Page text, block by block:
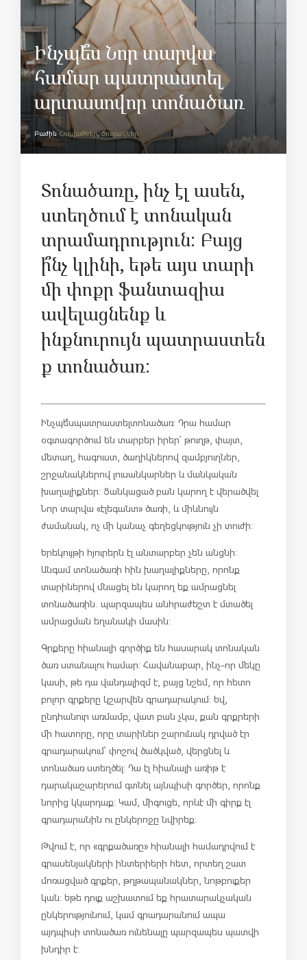
Ինչպե՞ս Նոր տարվա
համար պատրաստել
արտասովոր տոնածառ
ԲաժինՀոդվածներ,Ցուցակներ
Տոնածառը, ինչ էլ ասեն,
ստեղծում է տոնական
տրամադրություն: Բայց
ի՞նչ կլինի, եթե այս տարի
մի փոքր ֆանտազիա
ավելացնենք և
ինքնուրույնպատրաստեն
ք տոնածառ:
Ինչպե՞սպատրաստելտոնածառ: Դրա համար
օգտագործում են տարբեր իրեր՝ թուղթ, փայտ,
մետաղ, հագուստ, ծաղիկներով զամբյուղներ,
շրջանակներով լուսանկարներ և մանկական
խաղալիքներ: Ցանկացած բան կարող է վերածվել
Նոր տարվա «էլեգանտ» ծառի, և միևնույն
ժամանակ, ոչ մի կանաչ գեղեցկություն չի տուժի:
Երեկույթի հյուրերն էլ անտարբեր չեն անցնի:
Անգամ տոնածառի հին խաղալիքները, որոնք
տարիներով մնացել են կարող եք ամրացնել
տոնածառին. պարզապես անհրաժեշտ է մտածել
ամրացման եղանակի մասին:
Գրքերը հիանալի գործիք են հասարակ տոնական
ծառ ստանալու համար: Հավանաբար, ինչ-որ մեկը
կասի, թե դա վանդալիզմ է, բայց նշեմ, որ հետո
բոլոր գրքերը կշարվեն գրադարակում: Եվ,
ընդհանուր առմամբ, վատ բան չկա, քան գրքրերի
մի հատորը, որը տարիներ շարունակ դրված էր
գրադարակում՝ փոշով ծածկված, վերցնել և
տոնածառ ստեղծել: Դա էլ հիանալի առիթ է
դարակաշարերում գտնել այնպիսի գործեր, որոնք
նորից կկարդաք: Կամ, միգուցե, որևէ մի գիրք էլ
գրադարանին ու ընկերոջը նվիրեք:
Թվում է, որ «գրքածառը» հիանալի համադրվում է
գրասենյակների ինտերիերի հետ, որտեղ շատ
մոռացված գրքեր, թղթապանակներ, նոթբուքեր
կան: Եթե դուք աշխատում եք հրատարակչական
ընկերությունում, կամ գրադարանում ապա
այդպիսի տոնածառ ունենալը պարզապես պատվի
խնդիր է: